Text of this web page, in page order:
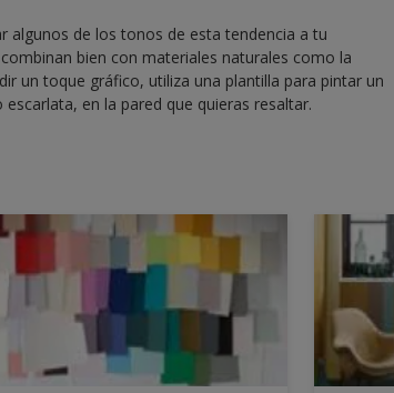
algunos de los tonos de esta tendencia a tu
bien con materiales naturales como la
un toque gráfico, utiliza una plantilla para pintar un
en la pared que quieras resaltar.